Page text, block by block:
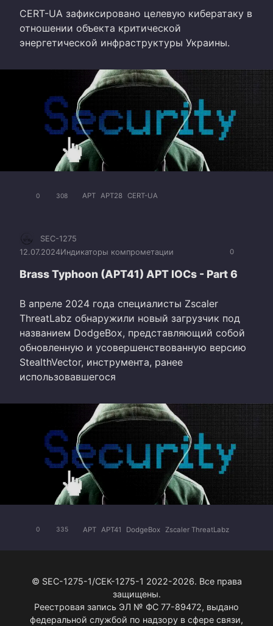
CERT-UA зафиксировано целевую кибератаку в
отношении объекта критической
энергетической инфраструктуры Украины.
0 308 APT APT28 CERT-UA
0
SEC-1275
12.07.2024Индикаторы компрометации
Brass Typhoon (APT41) APT IOCs - Part 6
В апреле 2024 года специалисты Zscaler
ThreatLabz обнаружили новый загрузчик под
названием DodgeBox, представляющий собой
обновленную и усовершенствованную версию
StealthVector, инструмента, ранее
использовавшегося
0 335 APT APT41 DodgeBox Zscaler ThreatLabz
© SEC-1275-1/СЕК-1275-1 2022-2026. Все права
защищены.
Реестровая запись ЭЛ № ФС 77-89472, выдано
федеральной службой по надзору в сфере связи,